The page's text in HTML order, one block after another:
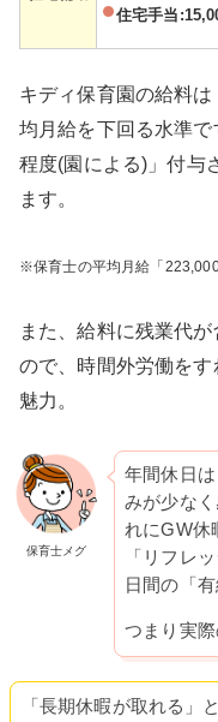
住宅手当
キディ保育園の給料
均月給を下回る水準
程度(園による)」付与
ます。
※保育士の平均月給「
また、給料に残業代
ので、時間外労働を
魅力。
保育士メグ
年間休日
みが少な
れにGW休
「リフレ
日間の「
つまり実際
「長期休暇が取れる」